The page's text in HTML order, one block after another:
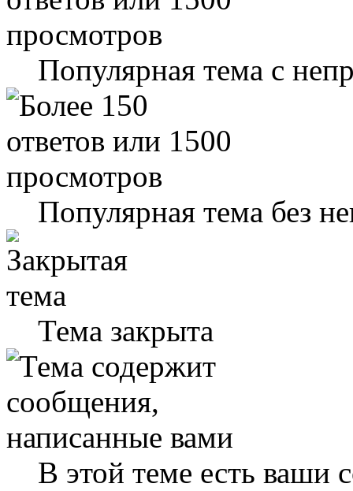
Популярная тема с
Популярная тема без
Тема закрыта
В этой теме есть ваши